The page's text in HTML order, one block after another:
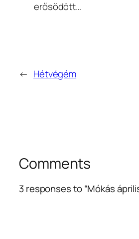
erősödött…
← Hétvégém
Comments
3 responses to “Mókás